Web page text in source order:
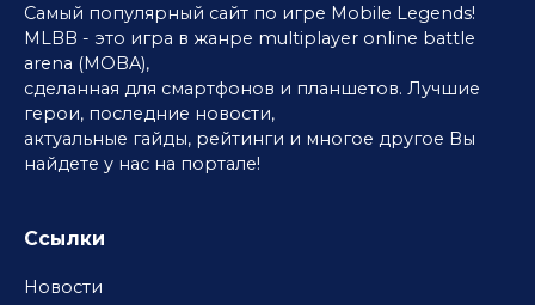
Самый популярный сайт по игре Mobile Legends!
MLBB - это игра в жанре multiplayer online battle
arena (MOBA),
сделанная для смартфонов и планшетов. Лучшие
герои, последние новости,
актуальные гайды, рейтинги и многое другое Вы
найдете у нас на портале!
Ссылки
Новости